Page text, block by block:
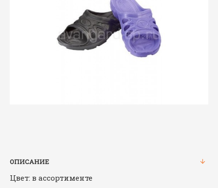
ОПИСАНИЕ
Цвет: в ассортименте